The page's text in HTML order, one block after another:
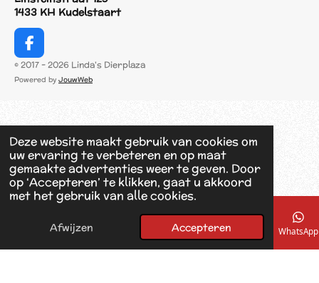
Deze website maakt gebruik van cookies om
uw ervaring te verbeteren en op maat
gemaakte advertenties weer te geven. Door
op ‘Accepteren’ te klikken, gaat u akkoord
met het gebruik van alle cookies.
Afwijzen Accepteren
1433 KH Kudelstaart
F
a
c
o
k
© 2017 - 2026 Linda's Dierplaza
Powered by JouwWeb
E-mailadres Telefoonnummer Kaart Facebook WhatsApp